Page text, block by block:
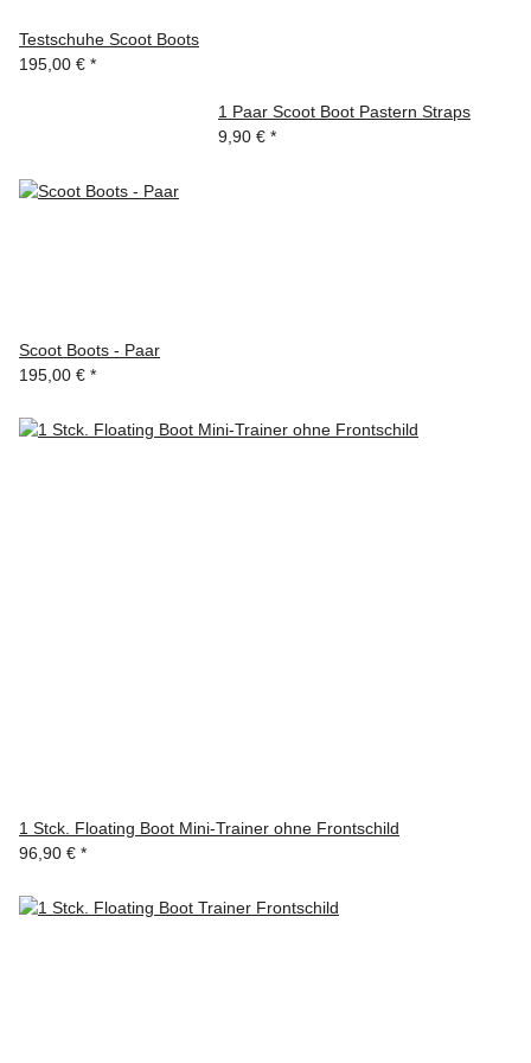
Testschuhe Scoot Boots
195,00 € *
1 Paar Scoot Boot Pastern Straps
9,90 € *
Scoot Boots - Paar
195,00 € *
1 Stck. Floating Boot Mini-Trainer ohne Frontschild
96,90 € *